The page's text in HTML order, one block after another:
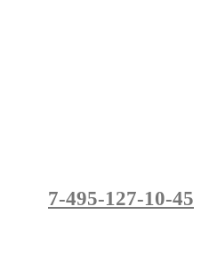
7-495-127-10-45